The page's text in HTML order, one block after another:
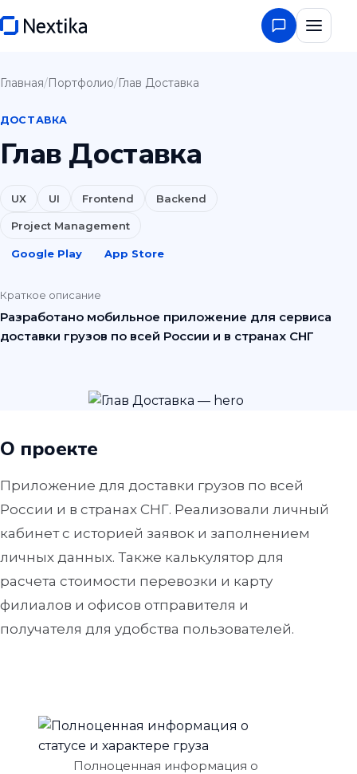
Главная/Портфолио/Глав Доставка
ДОСТАВКА
Глав Доставка
UX UI Frontend Backend
Project Management
Google Play App Store
Краткое описание
Разработано мобильное приложение для сервиса
доставки грузов по всей России и в странах СНГ
О проекте
Приложение для доставки грузов по всей
России и в странах СНГ. Реализовали личный
кабинет с историей заявок и заполнением
личных данных. Также калькулятор для
расчета стоимости перевозки и карту
филиалов и офисов отправителя и
получателя для удобства пользователей.
Полноценная информация о